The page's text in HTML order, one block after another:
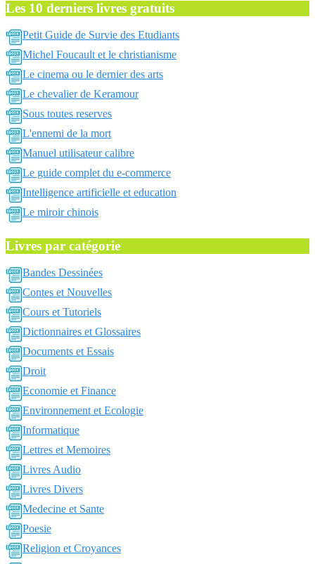
Les 10 derniers livres gratuits
Petit Guide de Survie des Etudiants
Michel Foucault et le christianisme
Le cinema ou le dernier des arts
Le chevalier de Keramour
Sous toutes reserves
L'ennemi de la mort
Manuel utilisateur calibre
Le guide complet du e-commerce
Intelligence artificielle et education
Le miroir chinois
Livres par catégorie
Bandes Dessinées
Contes et Nouvelles
Cours et Tutoriels
Dictionnaires et Glossaires
Documents et Essais
Droit
Economie et Finance
Environnement et Ecologie
Informatique
Lettres et Memoires
Livres Audio
Livres Divers
Medecine et Sante
Poesie
Religion et Croyances